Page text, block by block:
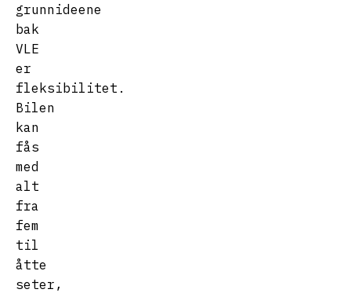
grunnideene
bak
VLE
er
fleksibilitet.
Bilen
kan
fås
med
alt
fra
fem
til
åtte
seter,